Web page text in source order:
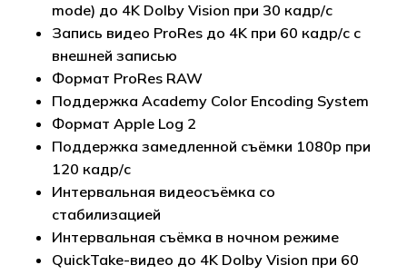
mode) до 4K Dolby Vision при 30 кадр/с
Запись видео ProRes до 4K при 60 кадр/с с
внешней записью
Формат ProRes RAW
Поддержка Academy Color Encoding System
Формат Apple Log 2
Поддержка замедленной съёмки 1080p при
120 кадр/с
Интервальная видеосъёмка со
стабилизацией
Интервальная съёмка в ночном режиме
QuickTake-видео до 4K Dolby Vision при 60